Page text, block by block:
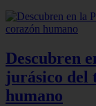
Descubren
jurásico del
humano